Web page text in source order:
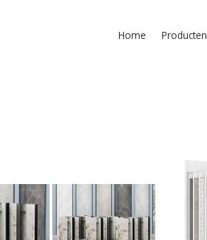
Home Producten